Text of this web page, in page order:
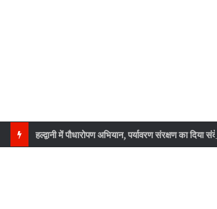
हल्द्वानी में पौधारोपण अभियान, पर्यावरण संरक्षण का दिया संदेश